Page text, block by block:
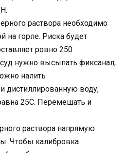
раствора необходимо
на горле. Риска будет
ровно 250
нужно высыпать фиксанал,
налить
дистиллированную воду,
25С. Перемешать и
раствора напрямую
Чтобы калибровка